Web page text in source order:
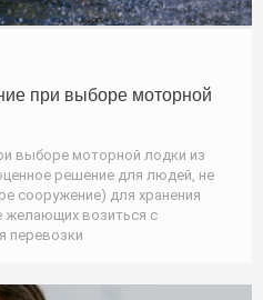
при выборе моторной
выборе моторной лодки из
решение для людей, не
сооружение) для хранения
желающих возиться с
перевозки